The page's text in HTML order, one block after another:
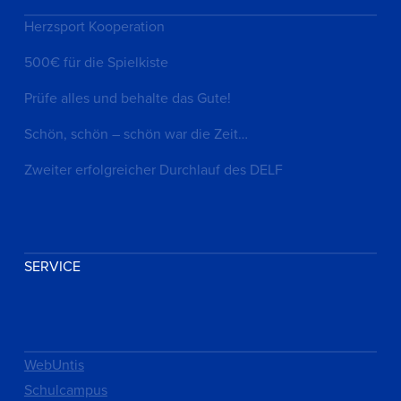
Herzsport Kooperation
500€ für die Spielkiste
Prüfe alles und behalte das Gute!
Schön, schön – schön war die Zeit…
Zweiter erfolgreicher Durchlauf des DELF
SERVICE
WebUntis
Schulcampus